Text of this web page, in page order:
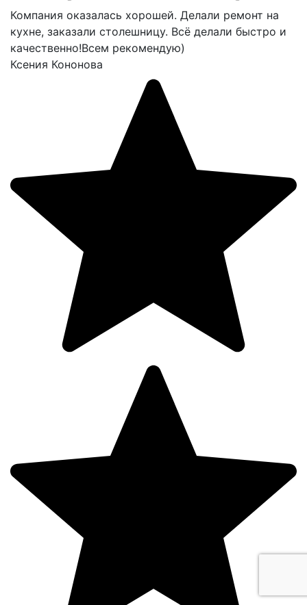
Компания оказалась хорошей. Делали ремонт на
кухне, заказали столешницу. Всё делали быстро и
качественно!Всем рекомендую)
Ксения Кононова